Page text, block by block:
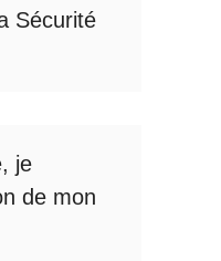
Sécurité
je
de mon